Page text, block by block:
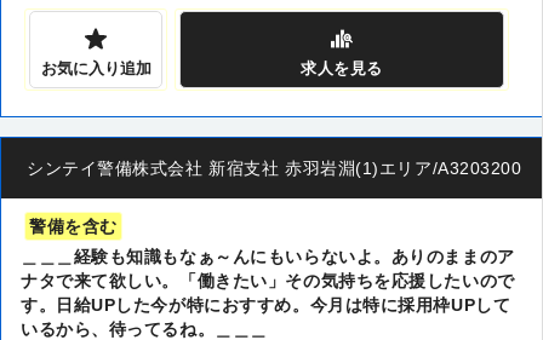
お気に入り追加 求人 を見る
シンテイ警備株式会社 新宿支社 赤羽岩淵(1)エリア/
警備を含む
＿＿＿経験も知識もなぁ～んにもいらないよ。ありのままのア
ナタで来て欲しい。「働きたい」その気持ちを応援したいので
す。日給UPした今が特におすすめ。今月は特に採用枠UPして
いるから、待ってるね。＿＿＿